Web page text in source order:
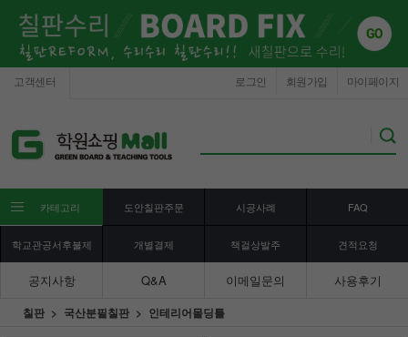
고객센터 마이페이지
회원가입
로그인
카테고리 도안칠판주문 시공사례 FAQ
학교관공서후불제 개별결제 책걸상발주 견적요청
공지사항 Q&A 이메일문의 사용후기
칠판 국산분필칠판 인테리어몰딩틀